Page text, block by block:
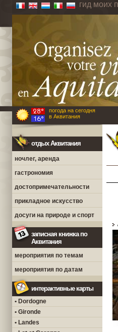
гид моих
погода на сегодня
в Аквитания
отдых Аквитания
ночлег, аренда
гастрономия
достопримечательности
прикладное искусство
досуги на природе и спорт
записная книжка по
Аквитания
мероприятия по темам
мероприятия по датам
интерактивные карты
• Dordogne
• Gironde
• Landes